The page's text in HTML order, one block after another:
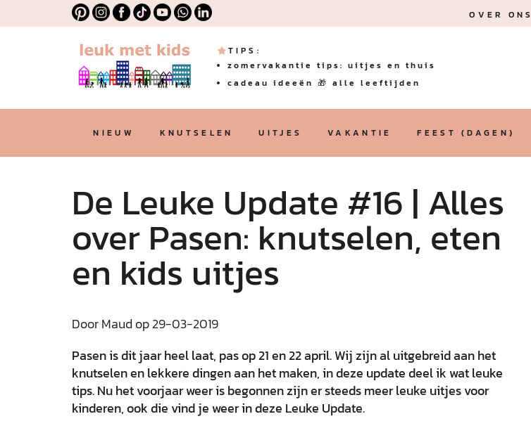
OVER ONS
TIPS:
zomervakantie tips: uitjes en thuis
cadeau ideeën 🎁 alle leeftijden
NIEUW KNUTSELEN UITJES VAKANTIE FEEST (DAGEN)
De Leuke Update #16 | Alles
over Pasen: knutselen, eten
en kids uitjes
Door Maud op 29-03-2019
Pasen is dit jaar heel laat, pas op 21 en 22 april. Wij zijn al uitgebreid aan het
knutselen en lekkere dingen aan het maken, in deze update deel ik wat leuke
tips. Nu het voorjaar weer is begonnen zijn er steeds meer leuke uitjes voor
kinderen, ook die vind je weer in deze Leuke Update.